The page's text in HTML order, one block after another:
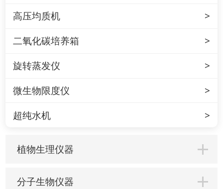
高压均质机
二氧化碳培养箱
旋转蒸发仪
微生物限度仪
超纯水机
植物生理仪器
分子生物仪器